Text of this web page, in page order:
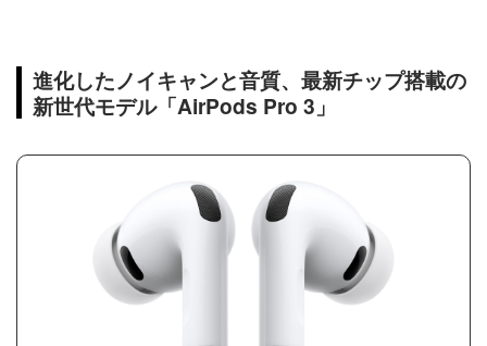
進化したノイキャンと音質、最新チップ搭載の
新世代モデル「AirPods Pro 3」